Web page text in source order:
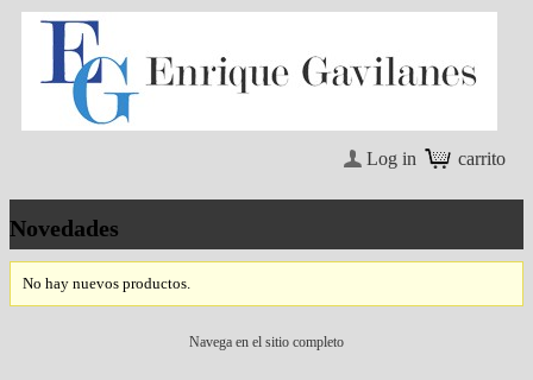
carrito
Log in
Novedades
No hay nuevos productos.
Navega en el sitio completo